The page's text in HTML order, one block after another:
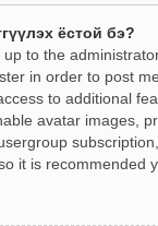
ёстой бэ?
to the
in order to post
to additional
avatar images,
it is recommended